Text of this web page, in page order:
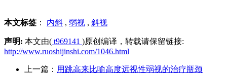
本文标签 ： 内斜 , 弱视 , 斜视
声明: 本文由( t969141 )原创编译，转载请保留链接:
http://www.ruoshijinshi.com/1046.html
上一篇： 用跳高来比喻高度远视性弱视的治疗瓶颈